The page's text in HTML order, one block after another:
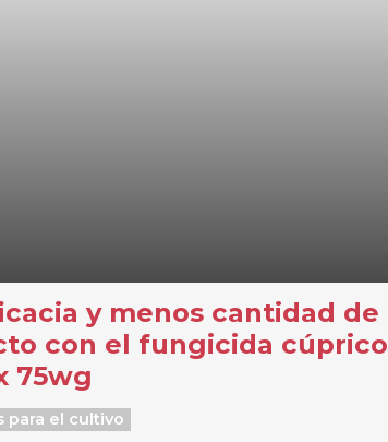
y menos cantidad de
con el fungicida cúprico
75wg
para el cultivo